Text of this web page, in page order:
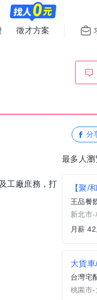
徵才方案
工廠庶務，打
分
最多人
王品餐
新北市-
月薪
台灣宅
桃園市-